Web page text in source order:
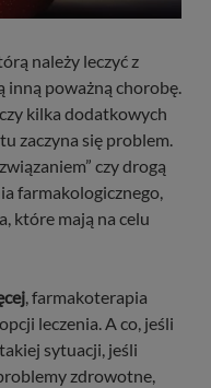
należy leczyć z
inną poważną chorobę.
kilka dodatkowych
zaczyna się problem.
czy drogą
farmakologicznego,
które mają na celu
, farmakoterapia
leczenia. A co, jeśli
sytuacji, jeśli
zdrowotne,